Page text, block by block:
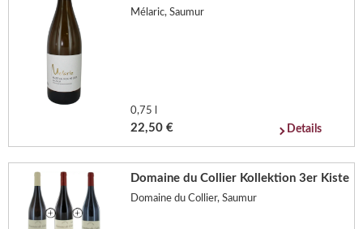
Mélaric, Saumur
0,75 l
22,50 € Details
Domaine du Collier Kollektion 3er Kiste
Domaine du Collier, Saumur